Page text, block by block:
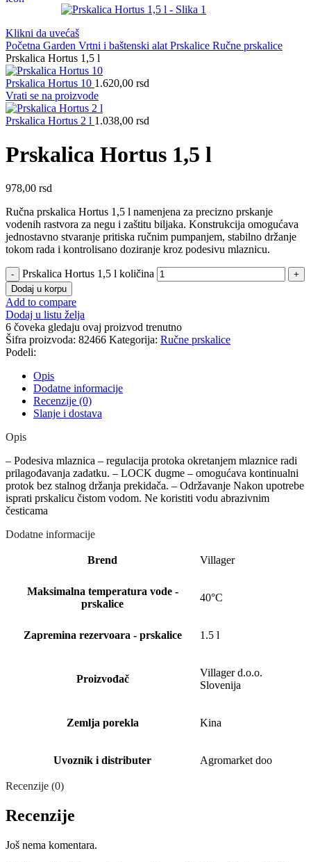
Klikni da uvećaš
Početna Garden Vrtni i baštenski alat Prskalice Ručne prskalice
Prskalica Hortus 1,5 l
Prskalica Hortus 10 1.620,00 rsd
Vrati se na proizvode
Prskalica Hortus 2 l 1.038,00 rsd
Prskalica Hortus 1,5 l
978,00 rsd
Ručna prskalica Hortus 1,5 l namenjena za precizno prskanje
vodenih rastvora za negu i zaštitu biljaka. Konstrukcija omogućava
jednostavno stvaranje pritiska ručnim pumpanjem, stabilno držanje
tokom rada i kontrolisano doziranje kroz podesivu mlaznicu.
Prskalica Hortus 1,5 l količina
Dodaj u korpu
Add to compare
Dodaj u listu želja
6 čoveka gledaju ovaj proizvod trenutno
Šifra proizvoda: 82466 Kategorija: Ručne prskalice
Podeli:
Opis
Dodatne informacije
Recenzije (0)
Slanje i dostava
Opis
– Podesiva mlaznica – regulacija protoka okretanjem mlaznice radi
prilagođavanja zadatku. – LOCK dugme – omogućava kontinualni
protok bez stalnog držanja prekidača. – Održavanje Nakon upotrebe
isprati prskalicu čistom vodom. Ne koristiti vodu abrazivnim
česticama
Dodatne informacije
Brend Villager
Maksimalna temperatura vode -
prskalice
40°C
Zapremina rezervoara - prskalice 1.5 l
Proizvođač
Villager d.o.o.
Slovenija
Zemlja porekla Kina
Uvoznik i distributer Agromarket doo
Recenzije (0)
Recenzije
Još nema komentara.